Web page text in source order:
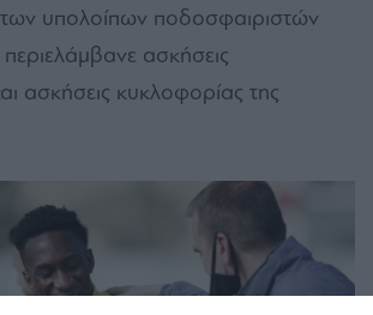
υπολοίπων ποδοσφαιριστών
ασκήσεις
ασκήσεις κυκλοφορίας της